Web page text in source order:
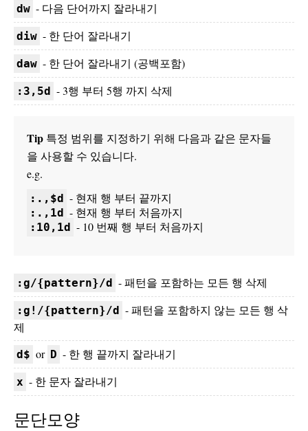
dw - 다음 단어까지 잘라내기
diw - 한 단어 잘라내기
daw - 한 단어 잘라내기 (공백포함)
:3,5d - 3행 부터 5행 까지 삭제
Tip 특정 범위를 지정하기 위해 다음과 같은 문자들
을 사용할 수 있습니다.
e.g.
:.,$d - 현재 행 부터 끝까지
:.,1d - 현재 행 부터 처음까지
:10,1d - 10 번째 행 부터 처음까지
:g/{pattern}/d - 패턴을 포함하는 모든 행 삭제
:g!/{pattern}/d - 패턴을 포함하지 않는 모든 행 삭
제
d$ or D - 한 행 끝까지 잘라내기
x - 한 문자 잘라내기
문단모양